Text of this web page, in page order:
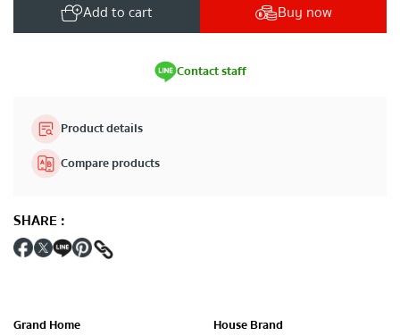
Add to cart Buy now
Contact staff
Product details
Compare products
SHARE:
Grand Home
House Brand